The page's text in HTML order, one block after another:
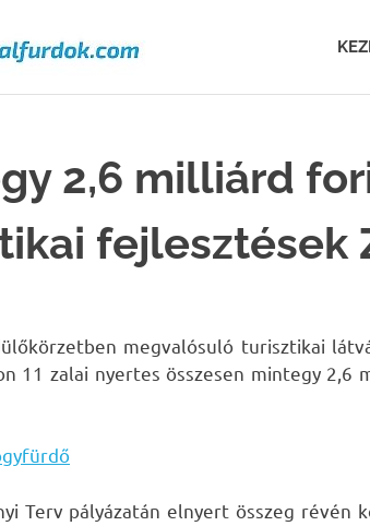
2,6 milliárd
fejlesztések
megvalósuló turisztikai
11 zalai nyertes összesen mintegy
Terv pályázatán elnyert összeg